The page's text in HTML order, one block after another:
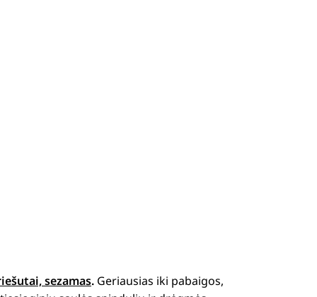
sezamas. Geriausias iki pabaigos,